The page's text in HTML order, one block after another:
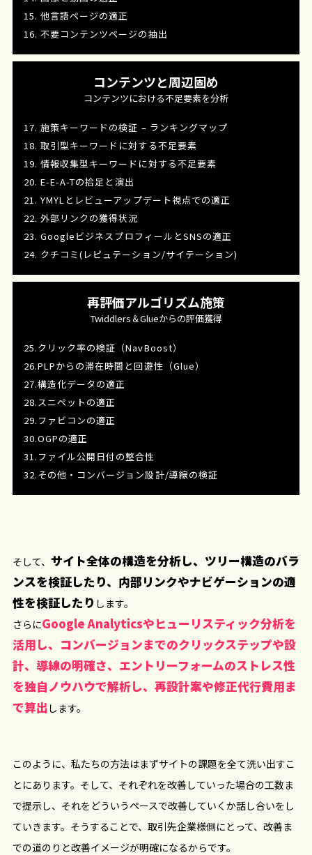
15. 他言語ページの適正
16. 不要コンテンツページの抽出
コンテンツと周辺固め
コンテンツにおける不足要素を分析
17. 施策キーワードの検証 – ランキングマップ
18. 取引型キーワードに対する不足要素
19. 情報収集型キーワードに対する不足要素
20. E-E-A-Tの拾足と演出
21. YMYLとレビューアップデート視点での適正
22. 外部リンクの獲得状況
23. GoogleビジネスプロフィールとSNSの適正
24. クチコミ(レピュテーション/サイテーション)
再評価アルゴリズム施策
Twiddlers＆Glueからの評価獲得
25.クリック率の検証（NavBoost）
26.PLPからの滞在時間と回遊性（Glue）
27.構造化データの適正
28.スニペットの適正
29.ファビコンの適正
30.OGPの適正
31.ファイル公開日付の整合性
32.その他・コンバージョン設計/導線の検証
そして、 サイト全体の構造を分析し、ツリー構造のバラ
ンスを検証したり、内部リンクやナビゲーションの適
性を検証したり します。
さらにGoogle Analyticsやヒューリスティック分析を
活用し、コンバージョンまでのクリックステップや設
計、導線の明確さ、エントリーフォームのストレス性
を独自ノウハウで解析し、再設計案や修正代行費用ま
で算出 します。
このように、私たちの方法はまずサイトの課題を全て洗い出すこ
とにあります。そして、それぞれを改善していった場合の工数ま
で提示し、それをどういうペースで改善していくか話し合いをし
ていきます。そうすることで、取引先企業様側にとって、改善ま
での道のりと改善イメージが明確になるからです。